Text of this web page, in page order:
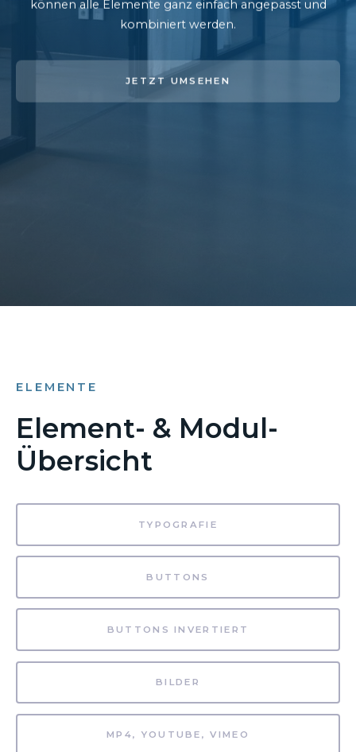
können alle Elemente ganz einfach angepasst und
kombiniert werden.
JETZT UMSEHEN
ELEMENTE
Element- & Modul-
Übersicht
TYPOGRAFIE
BUTTONS
BUTTONS INVERTIERT
BILDER
MP4, YOUTUBE, VIMEO